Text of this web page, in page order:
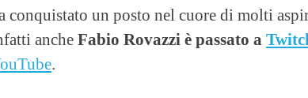
conquistato un posto nel cuore di molti
anche Fabio Rovazzi è passato a
.